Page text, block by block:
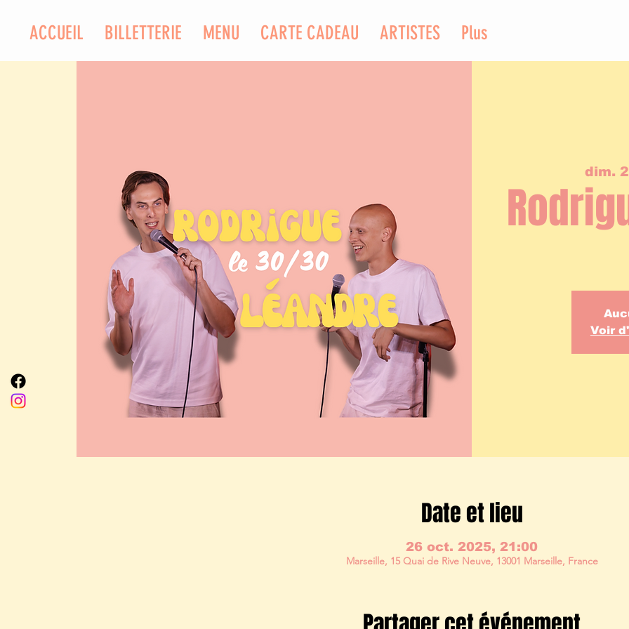
ACCUEIL BILLETTERIE MENU CARTE CADEAU ARTISTES Plus
dim.
Voir
Date et lieu
26 oct. 2025, 21:00
Marseille, 15 Quai de Rive Neuve, 13001 Marseille, France